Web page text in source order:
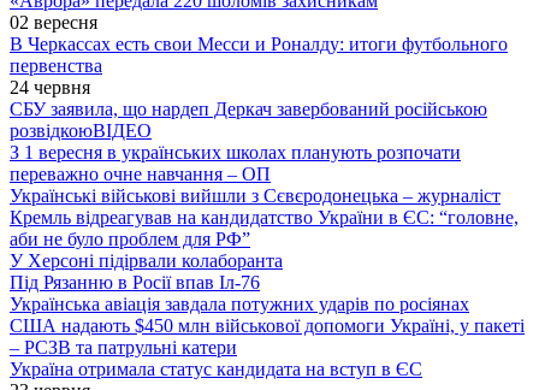
02 вересня
В Черкассах есть свои Месси и Роналду: итоги футбольного
первенства
24 червня
СБУ заявила, що нардеп Деркач завербований російською
розвідкоюВІДЕО
З 1 вересня в українських школах планують розпочати
переважно очне навчання – ОП
Українські військові вийшли з Сєвєродонецька – журналіст
Кремль відреагував на кандидатство України в ЄС: “головне,
аби не було проблем для РФ”
У Херсоні підірвали колаборанта
Під Рязанню в Росії впав Іл-76
Українська авіація завдала потужних ударів по росіянах
США надають $450 млн військової допомоги Україні, у пакеті
– РСЗВ та патрульні катери
Україна отримала статус кандидата на вступ в ЄС